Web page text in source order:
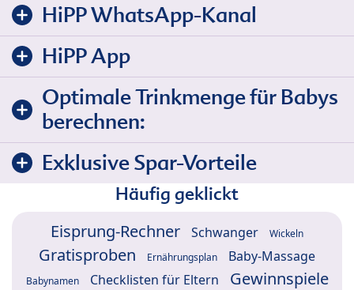
HiPP WhatsApp-Kanal
HiPP App
Optimale Trinkmenge für Babys
berechnen:
Exklusive Spar-Vorteile
Häufig geklickt
Eisprung-Rechner Schwanger Wickeln
Gratisproben Ernährungsplan Baby-Massage
Babynamen Checklisten für Eltern
Gewinnspiele